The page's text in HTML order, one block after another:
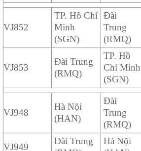
VJ852
TP. Hồ Chí
Minh
(SGN)
Đài
Trung
(RMQ)
VJ853
Đài Trung
(RMQ)
TP. Hồ
Chí Minh
(SGN)
VJ948
Hà Nội
(HAN)
Đài
Trung
(RMQ)
VJ949
Đài Trung
Hà Nội